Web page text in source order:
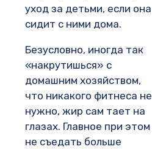
уход за детьми, если она
сидит с ними дома.
Безусловно, иногда так
«накрутишься» с
домашним хозяйством,
что никакого фитнеса не
нужно, жир сам тает на
глазах. Главное при этом
не съедать больше